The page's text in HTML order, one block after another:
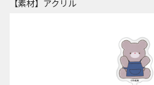
【素材】アクリル